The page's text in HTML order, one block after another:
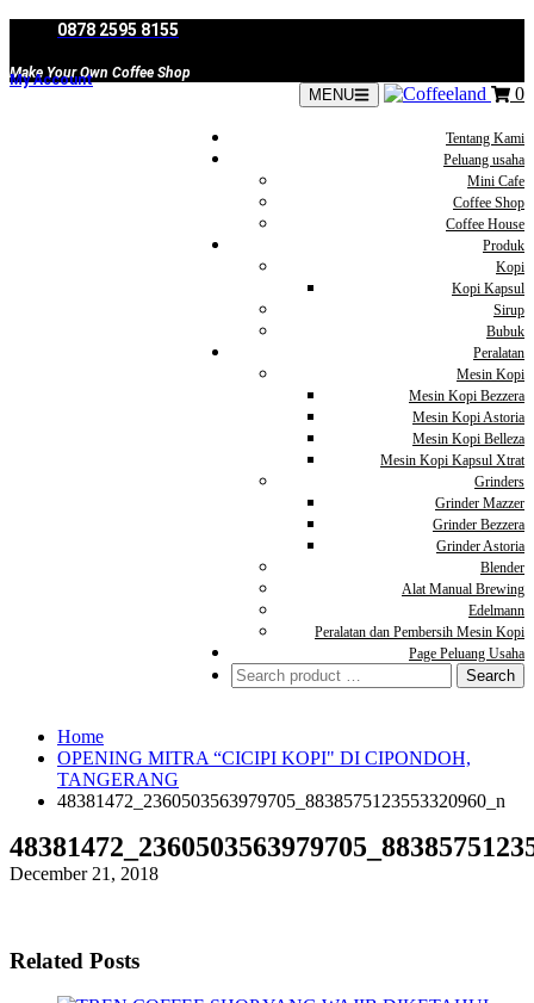
content
0878 2595 8155
Make Your Own Coffee Shop
My Account
MENU 0
Tentang Kami
Peluang usaha
Mini Cafe
Coffee Shop
Coffee House
Produk
Kopi
Kopi Kapsul
Sirup
Bubuk
Peralatan
Mesin Kopi
Mesin Kopi Bezzera
Mesin Kopi Astoria
Mesin Kopi Belleza
Mesin Kopi Kapsul Xtrat
Grinders
Grinder Mazzer
Grinder Bezzera
Grinder Astoria
Blender
Alat Manual Brewing
Edelmann
Peralatan dan Pembersih Mesin Kopi
Page Peluang Usaha
Search
for:
Home
OPENING MITRA “CICIPI KOPI" DI CIPONDOH,
TANGERANG
48381472_2360503563979705_8838575123553320960_n
December 21, 2018
Related Posts